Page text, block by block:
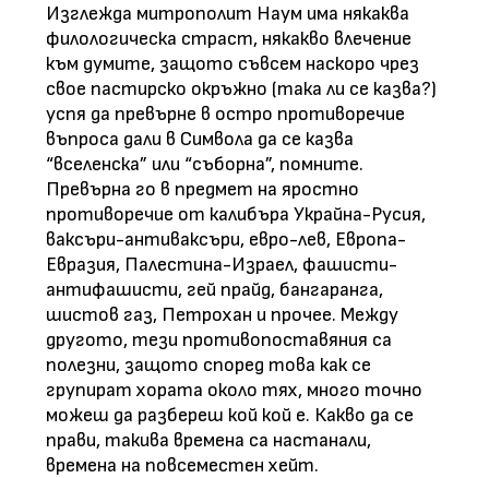
Изглежда митрополит Наум има някаква
филологическа страст, някакво влечение
към думите, защото съвсем наскоро чрез
свое пастирско окръжно (така ли се казва?)
успя да превърне в остро противоречие
въпроса дали в Символа да се казва
“вселенска” или “съборна”, помните.
Превърна го в предмет на яростно
противоречие от калибъра Украйна-Русия,
ваксъри-антиваксъри, евро-лев, Европа-
Евразия, Палестина-Израел, фашисти-
антифашисти, гей прайд, бангаранга,
шистов газ, Петрохан и прочее. Между
другото, тези противопоставяния са
полезни, защото според това как се
групират хората около тях, много точно
можеш да разбереш кой кой е. Какво да се
прави, такива времена са настанали,
времена на повсеместен хейт.